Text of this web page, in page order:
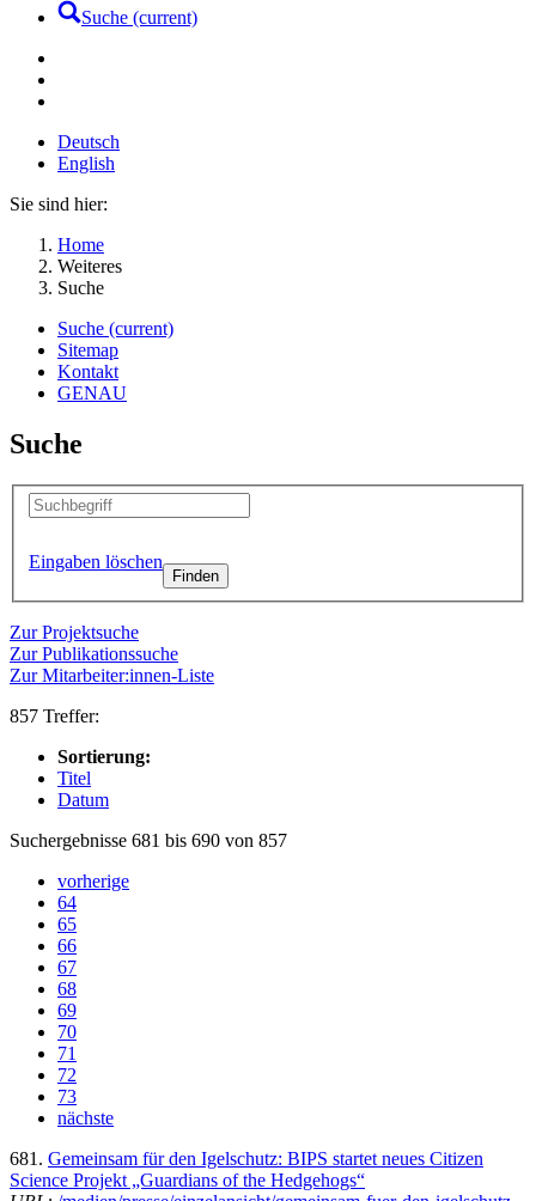
Suche (current)
Deutsch
English
Sie sind hier:
Home
Weiteres
Suche
Suche (current)
Sitemap
Kontakt
GENAU
Suche
Eingaben löschen
Zur Projektsuche
Zur Publikationssuche
Zur Mitarbeiter:innen-Liste
857 Treffer:
Sortierung:
Titel
Datum
Suchergebnisse 681 bis 690 von 857
vorherige
64
65
66
67
68
69
70
71
72
73
nächste
681. Gemeinsam für den Igelschutz: BIPS startet neues Citizen
Science Projekt „Guardians of the Hedgehogs“